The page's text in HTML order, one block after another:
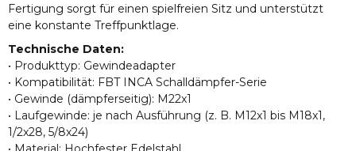
Fertigung sorgt für einen spielfreien Sitz und unterstützt
eine konstante Treffpunktlage.
Technische Daten:
• Produkttyp: Gewindeadapter
• Kompatibilität: FBT INCA Schalldämpfer-Serie
• Gewinde (dämpferseitig): M22x1
• Laufgewinde: je nach Ausführung (z. B. M12x1 bis M18x1,
1/2x28, 5/8x24)